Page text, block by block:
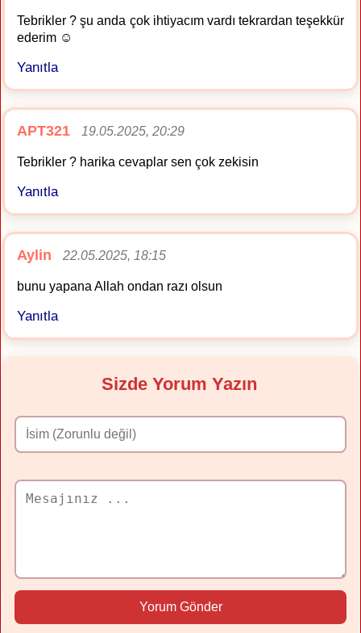
Tebrikler ? şu anda çok ihtiyacım vardı tekrardan teşekkür
ederim ☺️
Yanıtla
APT321 19.05.2025, 20:29
Tebrikler ? harika cevaplar sen çok zekisin
Yanıtla
Aylin 22.05.2025, 18:15
bunu yapana Allah ondan razı olsun
Yanıtla
Sizde Yorum Yazın
Yorum Gönder